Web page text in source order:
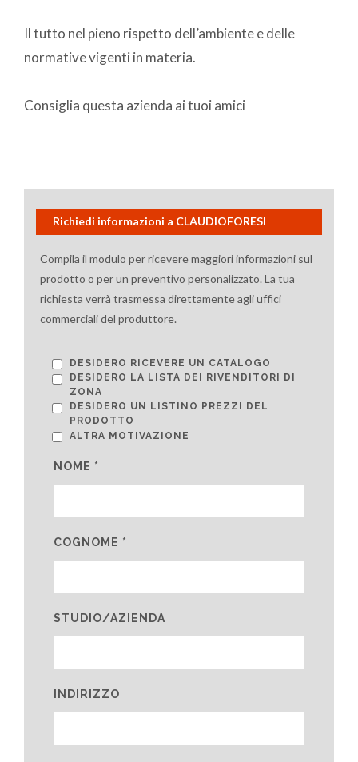
Il tutto nel pieno rispetto dell’ambiente e delle
normative vigenti in materia.
Consiglia questa azienda ai tuoi amici
Richiedi informazioni a CLAUDIOFORESI
Compila il modulo per ricevere maggiori informazioni sul
prodotto o per un preventivo personalizzato. La tua
richiesta verrà trasmessa direttamente agli uffici
commerciali del produttore.
DESIDERO RICEVERE UN CATALOGO
DESIDERO LA LISTA DEI RIVENDITORI DI
ZONA
DESIDERO UN LISTINO PREZZI DEL
PRODOTTO
ALTRA MOTIVAZIONE
NOME *
COGNOME *
STUDIO/AZIENDA
INDIRIZZO